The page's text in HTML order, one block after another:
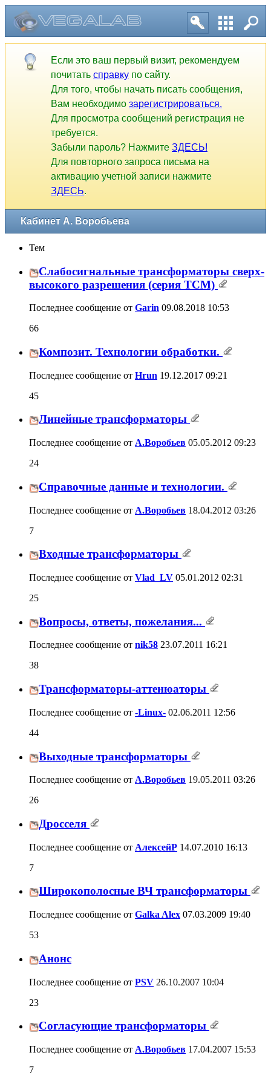
Если это ваш первый визит, рекомендуем
почитать справку по сайту.
Для того, чтобы начать писать сообщения,
Вам необходимо зарегистрироваться.
Для просмотра сообщений регистрация не
требуется.
Забыли пароль? Нажмите ЗДЕСЬ!
Для повторного запроса письма на
активацию учетной записи нажмите
ЗДЕСЬ.
Кабинет А. Воробьева
Тем
Слабосигнальные трансформаторы сверх-
высокого разрешения (серия ТСМ)
Последнее сообщение от Garin 09.08.2018 10:53
66
Композит. Технологии обработки.
Последнее сообщение от Hrun 19.12.2017 09:21
45
Линейные трансформаторы
Последнее сообщение от А.Воробьев 05.05.2012 09:23
24
Справочные данные и технологии.
Последнее сообщение от А.Воробьев 18.04.2012 03:26
7
Входные трансформаторы
Последнее сообщение от Vlad_LV 05.01.2012 02:31
25
Вопросы, ответы, пожелания...
Последнее сообщение от nik58 23.07.2011 16:21
38
Трансформаторы-аттенюаторы
Последнее сообщение от -Linux- 02.06.2011 12:56
44
Выходные трансформаторы
Последнее сообщение от А.Воробьев 19.05.2011 03:26
26
Дросселя
Последнее сообщение от АлексейР 14.07.2010 16:13
7
Широкополосные ВЧ трансформаторы
Последнее сообщение от Galka Alex 07.03.2009 19:40
53
Анонс
Последнее сообщение от PSV 26.10.2007 10:04
23
Согласующие трансформаторы
Последнее сообщение от А.Воробьев 17.04.2007 15:53
7